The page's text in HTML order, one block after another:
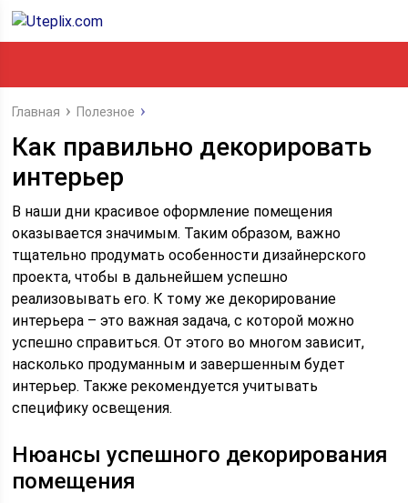
Главная Полезное
Как правильно декорировать
интерьер
В наши дни красивое оформление помещения
оказывается значимым. Таким образом, важно
тщательно продумать особенности дизайнерского
проекта, чтобы в дальнейшем успешно
реализовывать его. К тому же декорирование
интерьера – это важная задача, с которой можно
успешно справиться. От этого во многом зависит,
насколько продуманным и завершенным будет
интерьер. Также рекомендуется учитывать
специфику освещения.
Нюансы успешного декорирования
помещения